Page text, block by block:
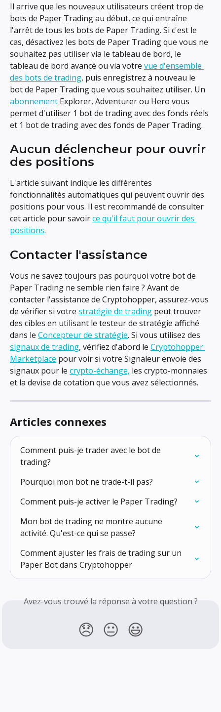
Il arrive que les nouveaux utilisateurs créent trop de
bots de Paper Trading au début, ce qui entraîne
l'arrêt de tous les bots de Paper Trading. Si c'est le
cas, désactivez les bots de Paper Trading que vous ne
souhaitez pas utiliser via le tableau de bord, le
tableau de bord avancé ou via votre vue d'ensemble
des bots de trading, puis enregistrez à nouveau le
bot de Paper Trading que vous souhaitez utiliser. Un
abonnement Explorer, Adventurer ou Hero vous
permet d'utiliser 1 bot de trading avec des fonds réels
et 1 bot de trading avec des fonds de Paper Trading.
Aucun déclencheur pour ouvrir
des positions
L'article suivant indique les différentes
fonctionnalités automatiques qui peuvent ouvrir des
positions pour vous. Il est recommandé de consulter
cet article pour savoir ce qu'il faut pour ouvrir des
positions.
Contacter l'assistance
Vous ne savez toujours pas pourquoi votre bot de
Paper Trading ne semble rien faire ? Avant de
contacter l'assistance de Cryptohopper, assurez-vous
de vérifier si votre stratégie de trading peut trouver
des cibles en utilisant le testeur de stratégie affiché
dans le Concepteur de stratégie. Si vous utilisez des
signaux de trading, vérifiez d'abord le Cryptohopper
Marketplace pour voir si votre Signaleur envoie des
signaux pour le crypto-échange, les crypto-monnaies
et la devise de cotation que vous avez sélectionnés.
Articles connexes
Comment puis-je trader avec le bot de
trading?
Pourquoi mon bot ne trade-t-il pas?
Comment puis-je activer le Paper Trading?
Mon bot de trading ne montre aucune
activité. Qu'est-ce qui se passe?
Comment ajuster les frais de trading sur un
Paper Bot dans Cryptohopper
Avez-vous trouvé la réponse à votre question ?
😞 😐 😃